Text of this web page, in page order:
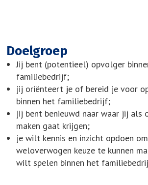
Doelgroep
Jij bent (potentieel) opvolger
familiebedrijf;
jij oriënteert je of bereid je voor
binnen het familiebedrijf;
jij bent benieuwd naar waar jij als
maken gaat krijgen;
je wilt kennis en inzicht opdoen
weloverwogen keuze te kunnen
wilt spelen binnen het